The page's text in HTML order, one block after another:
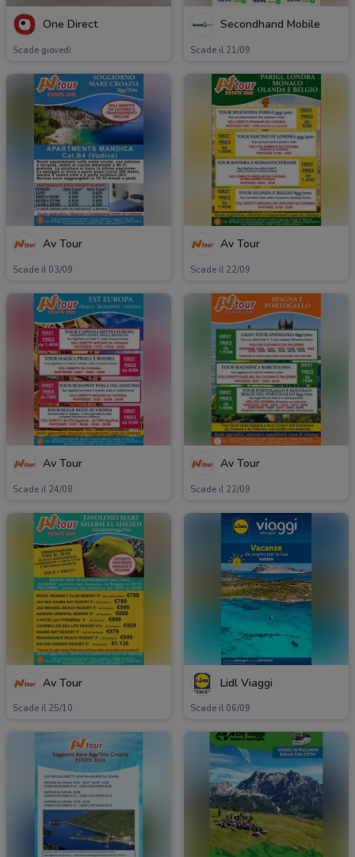
One Direct
Scade giovedì
Secondhand Mobile
Scade il 21/09
Av Tour
Scade il 03/09
Av Tour
Scade il 22/09
Av Tour
Scade il 24/08
Av Tour
Scade il 22/09
Av Tour
Scade il 25/10
Lidl Viaggi
Scade il 06/09